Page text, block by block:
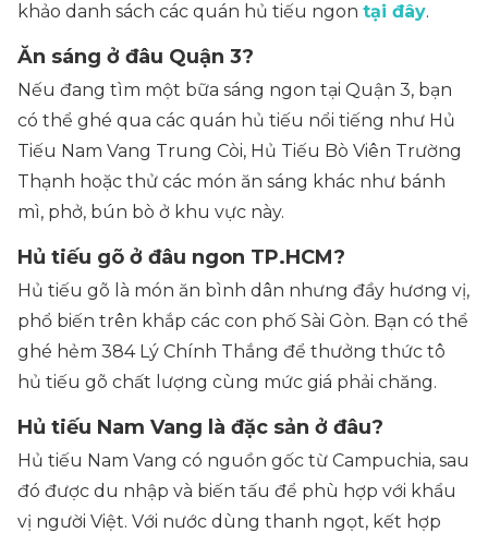
khảo danh sách các quán hủ tiếu ngon tại đây.
Ăn sáng ở đâu Quận 3?
Nếu đang tìm một bữa sáng ngon tại Quận 3, bạn
có thể ghé qua các quán hủ tiếu nổi tiếng như Hủ
Tiếu Nam Vang Trung Còi, Hủ Tiếu Bò Viên Trường
Thạnh hoặc thử các món ăn sáng khác như bánh
mì, phở, bún bò ở khu vực này.
Hủ tiếu gõ ở đâu ngon TP.HCM?
Hủ tiếu gõ là món ăn bình dân nhưng đầy hương vị,
phổ biến trên khắp các con phố Sài Gòn. Bạn có thể
ghé hẻm 384 Lý Chính Thắng để thưởng thức tô
hủ tiếu gõ chất lượng cùng mức giá phải chăng.
Hủ tiếu Nam Vang là đặc sản ở đâu?
Hủ tiếu Nam Vang có nguồn gốc từ Campuchia, sau
đó được du nhập và biến tấu để phù hợp với khẩu
vị người Việt. Với nước dùng thanh ngọt, kết hợp